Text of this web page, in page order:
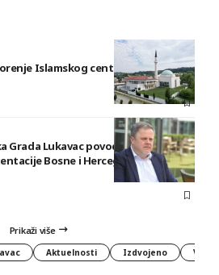
Islamskog centra i džamije u
Grada Lukavac povodom osvajanja
Bosne i Hercegovine u
Prikaži više
Aktuelnosti Izdvojeno